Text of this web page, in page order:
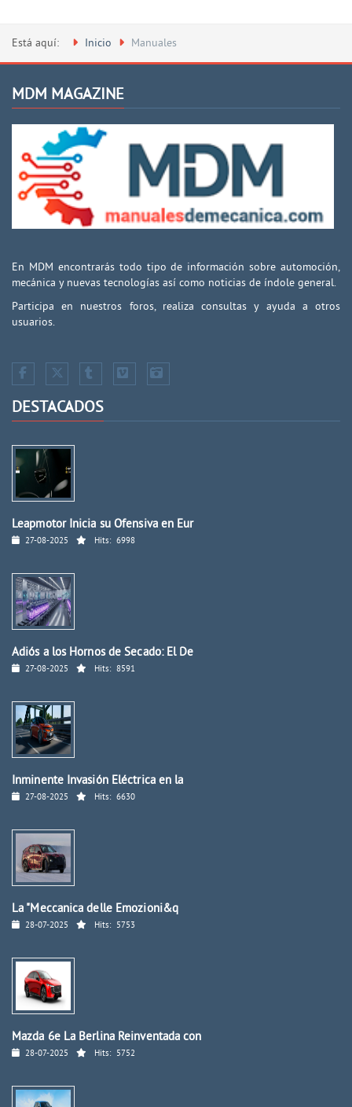
Está aquí: Inicio Manuales
MDM MAGAZINE
En MDM encontrarás todo tipo de información sobre automoción,
mecánica y nuevas tecnologías así como noticias de índole general.
Participa en nuestros foros, realiza consultas y ayuda a otros
usuarios.
DESTACADOS
Leapmotor Inicia su Ofensiva en Eur
27-08-2025 Hits: 6998
Adiós a los Hornos de Secado: El De
27-08-2025 Hits: 8591
Inminente Invasión Eléctrica en la
27-08-2025 Hits: 6630
La "Meccanica delle Emozioni&q
28-07-2025 Hits: 5753
Mazda 6e La Berlina Reinventada con
28-07-2025 Hits: 5752